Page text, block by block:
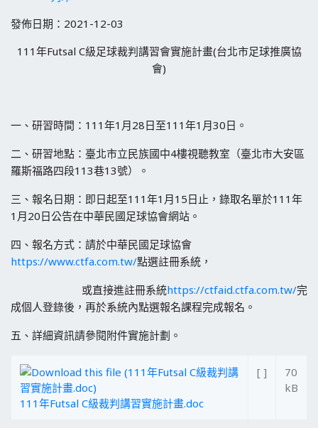
發佈日期：2021-12-03
111年Futsal C級足球裁判講習會實施計畫(台北市足球推廣協
會)
一、研習時間：111年1月28日至111年1月30日。
二、研習地點：臺北市立民族國中4樓視聽教室（臺北市大安區
羅斯福路四段113巷13號）。
三、報名日期：即日起至111年1月15日止，錄取名單於111年
1月20日公告在中華民國足球協會網站。
四、報名方式：請於中華民國足球協會
https://www.ctfa.com.tw/點選註冊系統，
或直接進註冊系統https://ctfaid.ctfa.com.tw/完
成個人登錄後，再於系統內點選報名課程完成報名。
五、詳細資訊請參閱附件實施計劃。
111年Futsal C級裁判講習實施計畫.doc
[ ]
70
kB